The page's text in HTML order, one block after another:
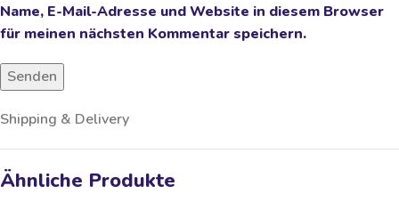
Name, E-Mail-Adresse und Website in diesem Browser
für meinen nächsten Kommentar speichern.
Shipping & Delivery
Ähnliche Produkte